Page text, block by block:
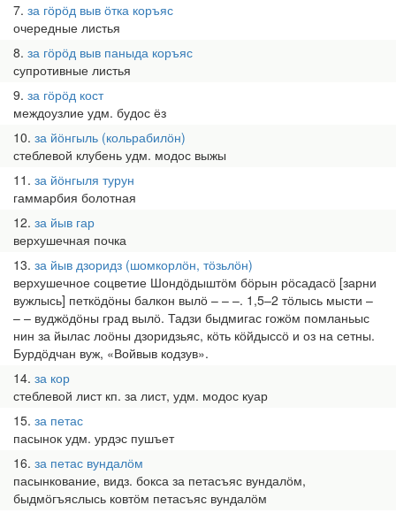
7 за гӧрӧд выв ӧтка коръяс
очередные листья
8 за гӧрӧд выв паныда коръяс
супротивные листья
9 за гӧрӧд кост
междоузлие удм. будос ёз
10 за йӧнгыль (кольрабилӧн)
стеблевой клубень удм. модос выжы
11 за йӧнгыля турун
гаммарбия болотная
12 за йыв гар
верхушечная почка
13 за йыв дзоридз (шомкорлӧн, тӧзьлӧн)
верхушечное соцветие Шондӧдыштӧм бӧрын рӧсадасӧ [зарни
вужлысь] петкӧдӧны балкон вылӧ – – –. 1,5–2 тӧлысь мысти –
– – вуджӧдӧны град вылӧ. Тадзи быдмигас гожӧм помланьыс
нин за йылас лоӧны дзоридзьяс, кӧть кӧйдыссӧ и оз на сетны.
Бурдӧдчан вуж, «Войвыв кодзув».
14 за кор
стеблевой лист кп. за лист, удм. модос куар
15 за петас
пасынок удм. урдэс пушъет
16 за петас вундалӧм
пасынкование, видз. бокса за петасъяс вундалӧм,
быдмӧгъяслысь ковтӧм петасъяс вундалӧм